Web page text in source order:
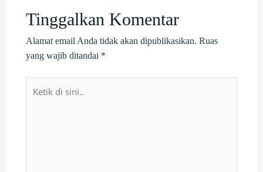
Tinggalkan Komentar
Alamat email Anda tidak akan dipublikasikan. Ruas
yang wajib ditandai *